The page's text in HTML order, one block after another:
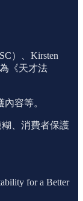
）、Kirsten
《天才法
容等。
糊、消費者保護
for a Better